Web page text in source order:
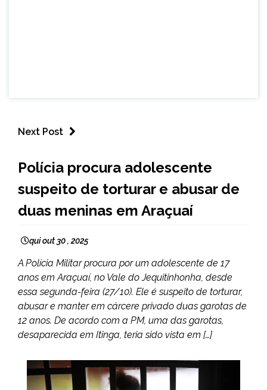
Next Post
GERAIS
NOTÍCIAS
Polícia procura adolescente
suspeito de torturar e abusar de
duas meninas em Araçuaí
qui out 30 , 2025
A Polícia Militar procura por um adolescente de 17
anos em Araçuaí, no Vale do Jequitinhonha, desde
essa segunda-feira (27/10). Ele é suspeito de torturar,
abusar e manter em cárcere privado duas garotas de
12 anos. De acordo com a PM, uma das garotas,
desaparecida em Itinga, teria sido vista em […]